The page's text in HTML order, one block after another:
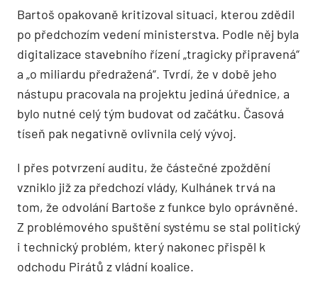
Bartoš opakovaně kritizoval situaci, kterou zdědil
po předchozím vedení ministerstva. Podle něj byla
digitalizace stavebního řízení „tragicky připravená“
a „o miliardu předražená“. Tvrdí, že v době jeho
nástupu pracovala na projektu jediná úřednice, a
bylo nutné celý tým budovat od začátku. Časová
tíseň pak negativně ovlivnila celý vývoj.
I přes potvrzení auditu, že částečné zpoždění
vzniklo již za předchozí vlády, Kulhánek trvá na
tom, že odvolání Bartoše z funkce bylo oprávněné.
Z problémového spuštění systému se stal politický
i technický problém, který nakonec přispěl k
odchodu Pirátů z vládní koalice.